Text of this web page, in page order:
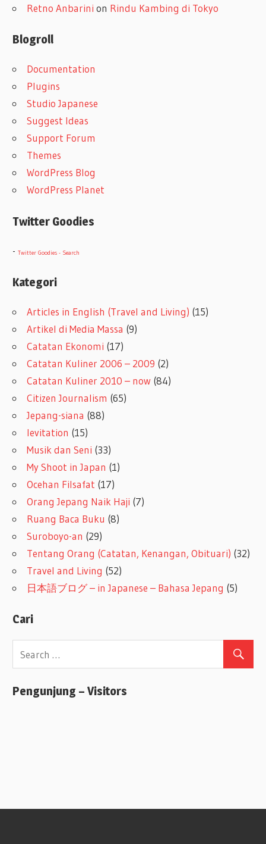
Retno Anbarini on Rindu Kambing di Tokyo
Blogroll
Documentation
Plugins
Studio Japanese
Suggest Ideas
Support Forum
Themes
WordPress Blog
WordPress Planet
Twitter Goodies
-Twitter Goodies - Search
Kategori
Articles in English (Travel and Living) (15)
Artikel di Media Massa (9)
Catatan Ekonomi (17)
Catatan Kuliner 2006 – 2009 (2)
Catatan Kuliner 2010 – now (84)
Citizen Journalism (65)
Jepang-siana (88)
levitation (15)
Musik dan Seni (33)
My Shoot in Japan (1)
Ocehan Filsafat (17)
Orang Jepang Naik Haji (7)
Ruang Baca Buku (8)
Suroboyo-an (29)
Tentang Orang (Catatan, Kenangan, Obituari) (32)
Travel and Living (52)
日本語ブログ – in Japanese – Bahasa Jepang (5)
Cari
Pengunjung – Visitors